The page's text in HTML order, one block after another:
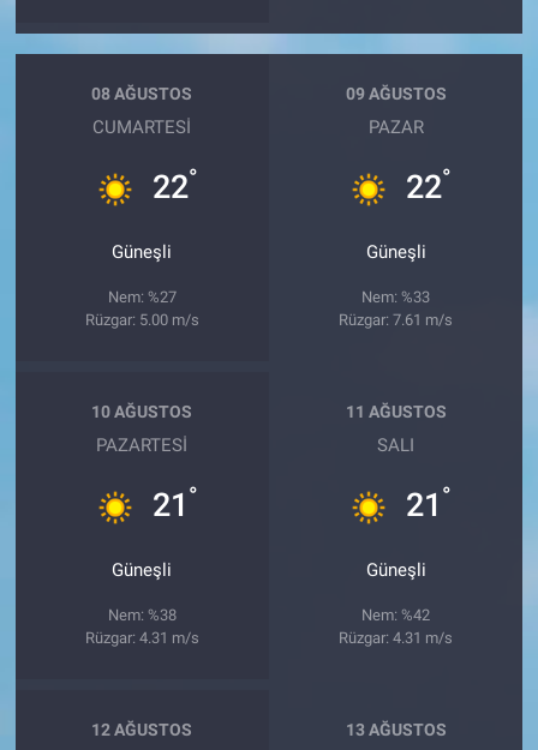
08 AĞUSTOS
CUMARTESI
22°
Güneşli
Nem: %27
Rüzgar: 5.00 m/s
09 AĞUSTOS
PAZAR
22°
Güneşli
Nem: %33
Rüzgar: 7.61 m/s
10 AĞUSTOS
PAZARTESI
21 °
Güneşli
Nem: %38
Rüzgar: 4.31 m/s
11 AĞUSTOS
SALI
21 °
Güneşli
Nem: %42
Rüzgar: 4.31 m/s
12 AĞUSTOS 13 AĞUSTOS